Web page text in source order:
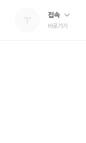
접속
바로가기